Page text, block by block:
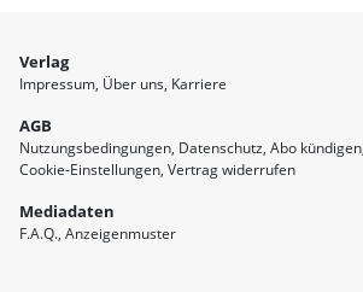
Verlag
Impressum Über uns Karriere
AGB
Nutzungsbedingungen Datenschutz Abo kündigen
Cookie-Einstellungen Vertrag widerrufen
Mediadaten
F.A.Q. Anzeigenmuster